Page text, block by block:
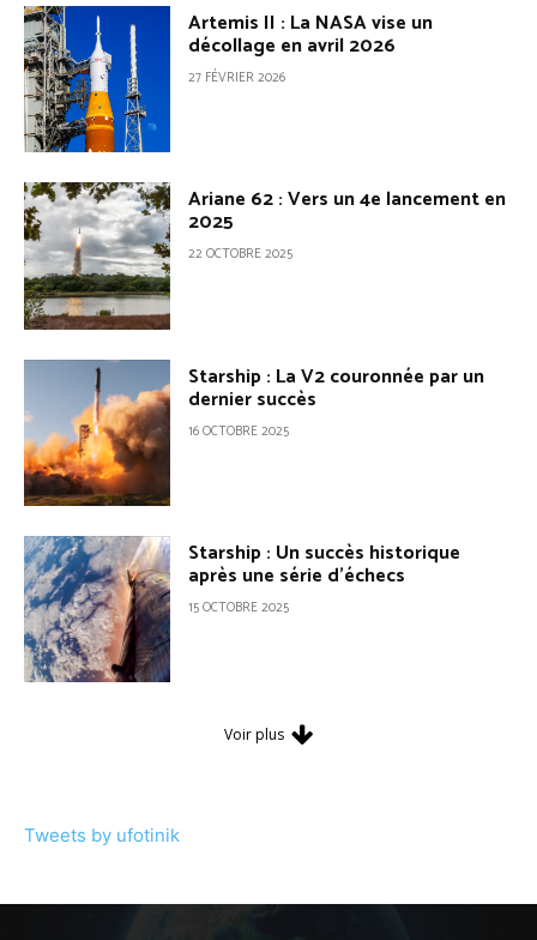
Artemis II : La NASA vise un
décollage en avril 2026
27 FÉVRIER 2026
Ariane 62 : Vers un 4e lancement en
2025
22 OCTOBRE 2025
Starship : La V2 couronnée par un
dernier succès
16 OCTOBRE 2025
Starship : Un succès historique
après une série d’échecs
15 OCTOBRE 2025
Voir plus
Tweets by ufotinik